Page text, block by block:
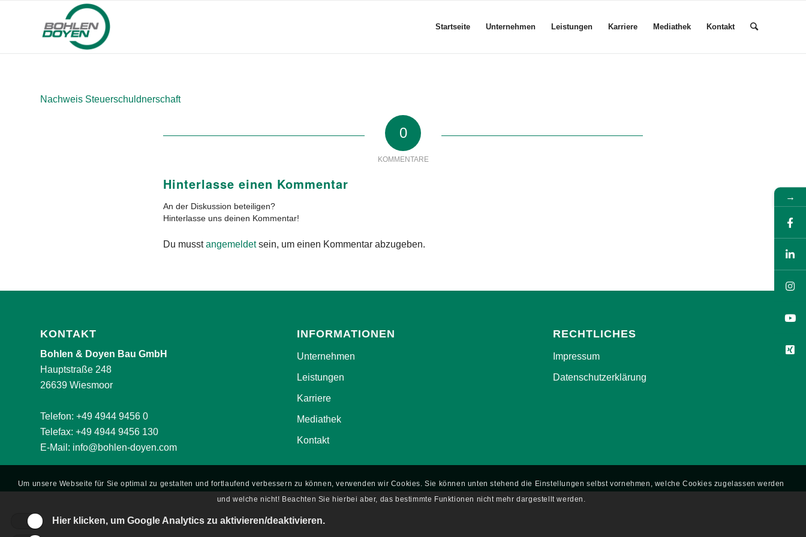
Startseite Unternehmen Leistungen Karriere Mediathek Kontakt
Nachweis Steuerschuldnerschaft
0
KOMMENTARE
Hinterlasse einen Kommentar
An der Diskussion beteiligen?
Hinterlasse uns deinen Kommentar!
Du musstangemeldetsein, um einen Kommentar abzugeben.
KONTAKT
Bohlen & Doyen Bau GmbH
Hauptstraße 248
26639 Wiesmoor
Telefon: +49 4944 9456 0
Telefax: +49 4944 9456 130
E-Mail: info@bohlen-doyen.com
INFORMATIONEN
Unternehmen
Leistungen
Karriere
Mediathek
Kontakt
RECHTLICHES
Impressum
Datenschutzerklärung
Um unsere Webseite für Sie optimal zu gestalten und fortlaufend verbessern zu können, verwenden wir Cookies. Sie können unten stehend die Einstellungen selbst vornehmen, welche Cookies zugelassen werden
und welche nicht! Beachten Sie hierbei aber, das bestimmte Funktionen nicht mehr dargestellt werden.
Hier klicken, um Google Analytics zu aktivieren/deaktivieren.
→